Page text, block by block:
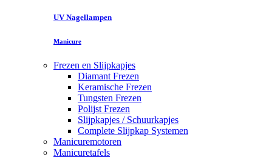
UV Nagellampen
Manicure
Frezen en Slijpkapjes
Diamant Frezen
Keramische Frezen
Tungsten Frezen
Polijst Frezen
Slijpkapjes / Schuurkapjes
Complete Slijpkap Systemen
Manicuremotoren
Manicuretafels